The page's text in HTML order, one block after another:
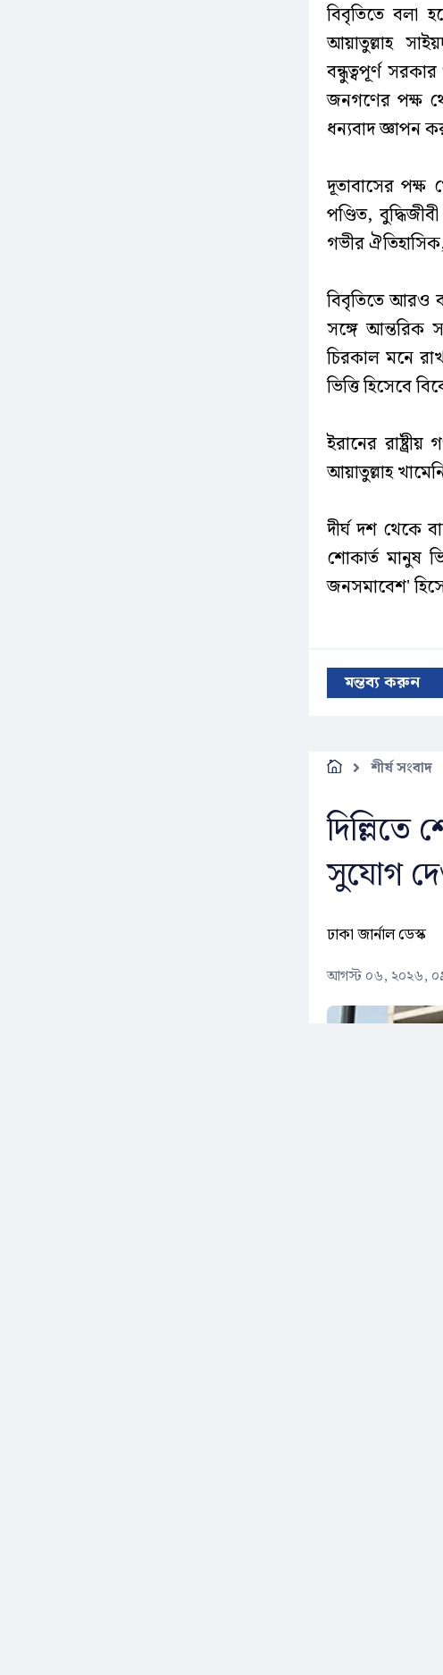
বিবৃতিতে বলা
আয়াতুল্লাহ
বন্ধুত্বপূর্ণ
জনগণের পক্ষ
ধন্যবাদ জ্ঞাপন
দূতাবাসের পক্ষ
পণ্ডিত,
গভীর
বিবৃতিতে আরও
সঙ্গে আন্তরিক
চিরকাল মনে
ভিত্তি হিসেবে
ইরানের
আয়াতুল্লাহ
দীর্ঘ দশ থেকে
শোকার্ত মানুষ
জনসমাবেশ'
মন্তব্য করুন
শীর্ষ সংবাদ
দিল্লিতে
সুযোগ
ঢাকা জার্নাল ডেস্ক
আগস্ট ০৬, ২০২৬,